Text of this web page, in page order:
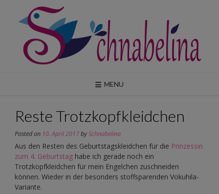
content
MENU
Reste Trotzkopfkleidchen
Posted on 10. April 2017bySchnabelina
Aus den Resten des Geburtstagskleidchen für die Prinzessin
zum 4. Geburtstag habe ich gerade noch ein
Trotzkopfkleidchen für mein Engelchen zuschneiden
können. Wieder in der besonders stoffsparenden Vokuhila-
Variante.